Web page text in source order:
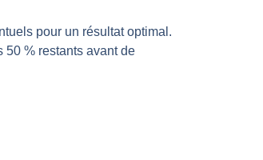
pour un résultat optimal.
50 % restants avant de